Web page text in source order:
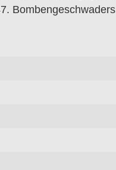
Bombengeschwaders